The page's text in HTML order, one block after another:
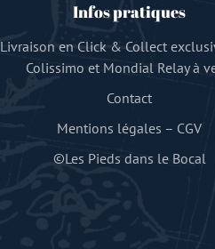
Infos pratiques
Livraison en Click & Collect
Colissimo et Mondial Relay à
Contact
Mentions légales – CGV
©Les Pieds dans le Bocal